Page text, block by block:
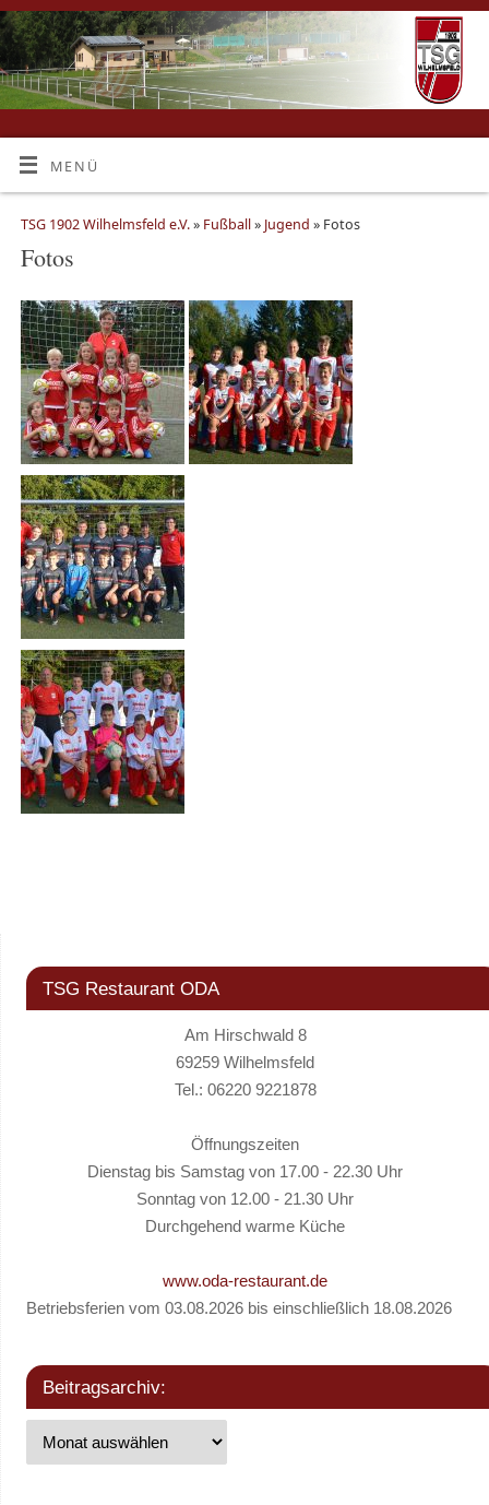
MENÜ
TSG 1902 Wilhelmsfeld e.V.» Fußball» Jugend » Fotos
Fotos
TSG Restaurant ODA
Am Hirschwald 8
69259 Wilhelmsfeld
Tel.: 06220 9221878
Öffnungszeiten
Dienstag bis Samstag von 17.00 - 22.30 Uhr
Sonntag von 12.00 - 21.30 Uhr
Durchgehend warme Küche
www.oda-restaurant.de
Betriebsferien vom 03.08.2026 bis einschließlich 18.08.2026
Beitragsarchiv: